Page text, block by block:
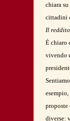
chiara
cittadini
Il
È chiaro
vivendo
proposte
diverse: